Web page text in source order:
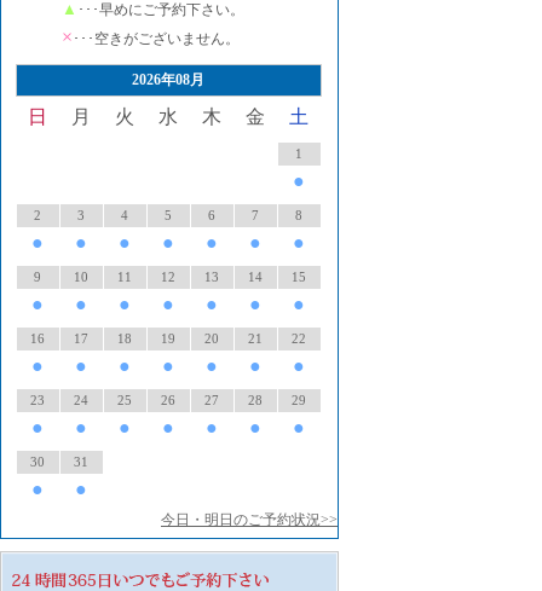
▲ ･･･早めにご予約下さい。
× ･･･空きがございません。
2026年08月
日 月 火 水 木 金 土
1
●
2
●
3
●
4
●
5
●
6
●
7
●
8
●
9
●
10
●
11
●
12
●
13
●
14
●
15
●
16
●
17
●
18
●
19
●
20
●
21
●
22
●
23
●
24
●
25
●
26
●
27
●
28
●
29
●
30
●
31
●
今日・明日のご予約状況>>